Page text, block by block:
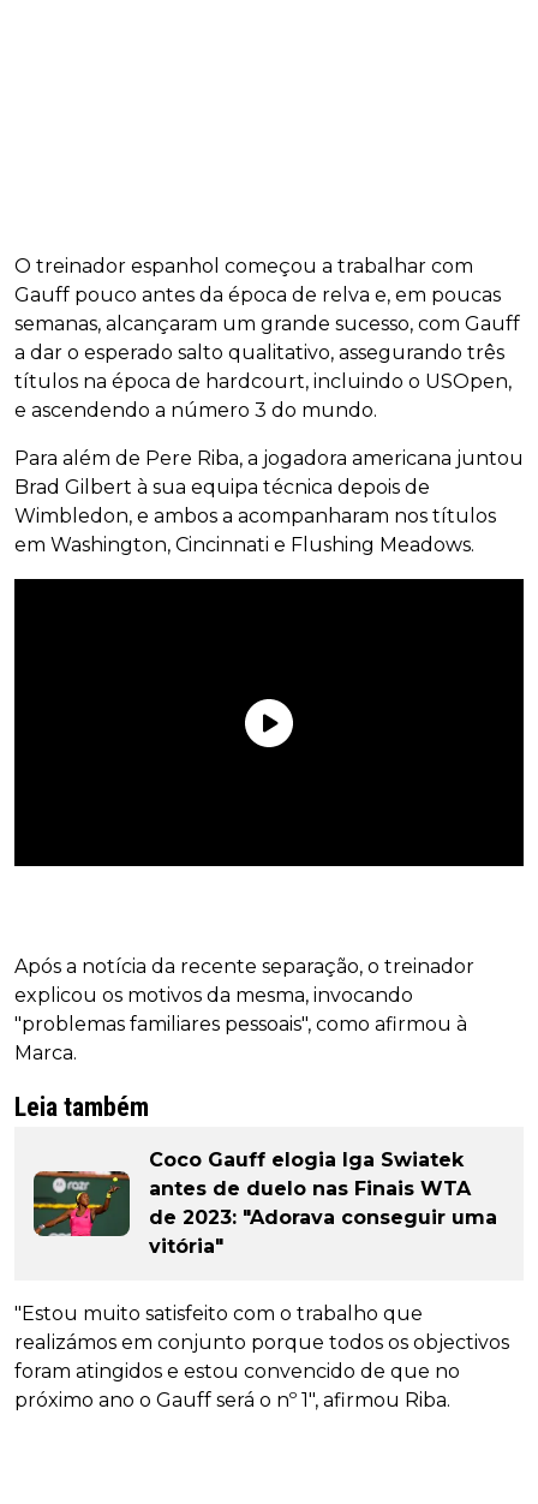
O treinador espanhol começou a trabalhar com
Gauff pouco antes da época de relva e, em poucas
semanas, alcançaram um grande sucesso, com Gauff
a dar o esperado salto qualitativo, assegurando três
títulos na época de hardcourt, incluindo o USOpen,
e ascendendo a número 3 do mundo.
Para além de Pere Riba, a jogadora americana juntou
Brad Gilbert à sua equipa técnica depois de
Wimbledon, e ambos a acompanharam nos títulos
em Washington, Cincinnati e Flushing Meadows.
Após a notícia da recente separação, o treinador
explicou os motivos da mesma, invocando
"problemas familiares pessoais", como afirmou à
Marca.
Leia também
Coco Gauff elogia Iga Swiatek
antes de duelo nas Finais WTA
de 2023: "Adorava conseguir uma
vitória"
"Estou muito satisfeito com o trabalho que
realizámos em conjunto porque todos os objectivos
foram atingidos e estou convencido de que no
próximo ano o Gauff será o nº 1", afirmou Riba.